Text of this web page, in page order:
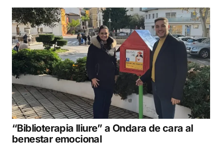
“Biblioterapia lliure” a Ondara de cara al
benestar emocional